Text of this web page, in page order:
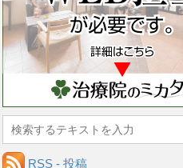
RSS - 投稿